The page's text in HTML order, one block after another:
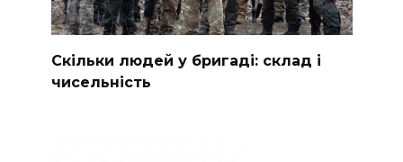
Скільки людей у бригаді: склад і
чисельність